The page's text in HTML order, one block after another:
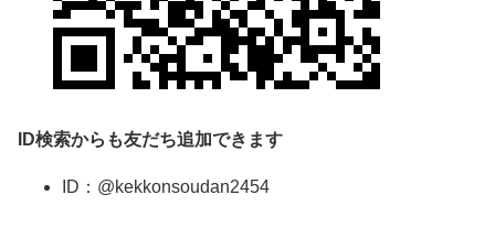
ID検索からも友だち追加できます
ID：@kekkonsoudan2454